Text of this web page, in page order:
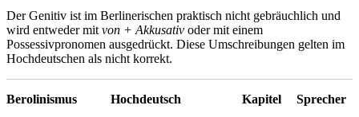
Der Genitiv ist im Berlinerischen praktisch nicht gebräuchlich und
wird entweder mitvon + Akkusativ oder mit einem
Possessivpronomen ausgedrückt. Diese Umschreibungen gelten im
Hochdeutschen als nicht korrekt.
Berolinismus Hochdeutsch Kapitel Sprecher